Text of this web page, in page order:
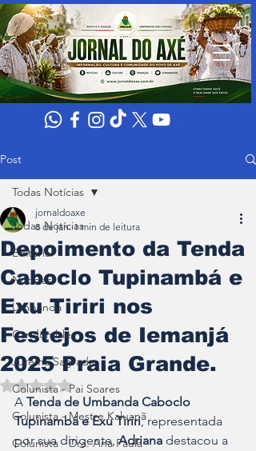
Post
Todas Notícias
Editorial
Noticias
Umbanda
Candomblé
Jurema Sagrada
Colunista - Pai Soares
Colunista - Mestre Kaluanã
Colunista - Dra. Ana Paula
Todas Notícias
Depoimento da Tenda
Caboclo Tupinambá e
Exu Tiriri nos
Festejos de Iemanjá
2025 Praia Grande.
jornaldoaxe
8 de jan. 1 min de leitura
Avaliado com NaN de 5 estrelas.
A Tenda de Umbanda Caboclo
Tupinambá e Exu Tiriri, representada
por sua dirigente, Adriana destacou a